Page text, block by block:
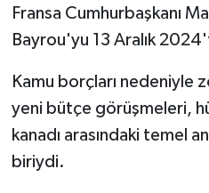
Fransa Cumhurbaşkanı
Bayrou'yu 13 Aralık
Kamu borçları nedeniyle
yeni bütçe görüşmeleri,
kanadı arasındaki temel
biriydi.